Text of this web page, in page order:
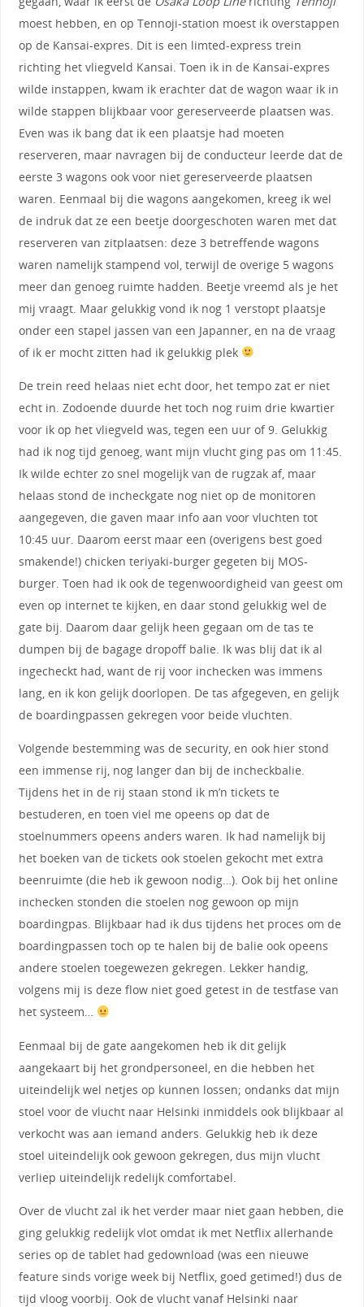
moest hebben, en op Tennoji-station moest ik overstappen
op de Kansai-expres. Dit is een limted-express trein
richting het vliegveld Kansai. Toen ik in de Kansai-expres
wilde instappen, kwam ik erachter dat de wagon waar ik in
wilde stappen blijkbaar voor gereserveerde plaatsen was.
Even was ik bang dat ik een plaatsje had moeten
reserveren, maar navragen bij de conducteur leerde dat de
eerste 3 wagons ook voor niet gereserveerde plaatsen
waren. Eenmaal bij die wagons aangekomen, kreeg ik wel
de indruk dat ze een beetje doorgeschoten waren met dat
reserveren van zitplaatsen: deze 3 betreffende wagons
waren namelijk stampend vol, terwijl de overige 5 wagons
meer dan genoeg ruimte hadden. Beetje vreemd als je het
mij vraagt. Maar gelukkig vond ik nog 1 verstopt plaatsje
onder een stapel jassen van een Japanner, en na de vraag
of ik er mocht zitten had ik gelukkig plek
De trein reed helaas niet echt door, het tempo zat er niet
echt in. Zodoende duurde het toch nog ruim drie kwartier
voor ik op het vliegveld was, tegen een uur of 9. Gelukkig
had ik nog tijd genoeg, want mijn vlucht ging pas om 11:45.
Ik wilde echter zo snel mogelijk van de rugzak af, maar
helaas stond de incheckgate nog niet op de monitoren
aangegeven, die gaven maar info aan voor vluchten tot
10:45 uur. Daarom eerst maar een (overigens best goed
smakende!) chicken teriyaki-burger gegeten bij MOS-
burger. Toen had ik ook de tegenwoordigheid van geest om
even op internet te kijken, en daar stond gelukkig wel de
gate bij. Daarom daar gelijk heen gegaan om de tas te
dumpen bij de bagage dropoff balie. Ik was blij dat ik al
ingecheckt had, want de rij voor inchecken was immens
lang, en ik kon gelijk doorlopen. De tas afgegeven, en gelijk
de boardingpassen gekregen voor beide vluchten.
Volgende bestemming was de security, en ook hier stond
een immense rij, nog langer dan bij de incheckbalie.
Tijdens het in de rij staan stond ik m’n tickets te
bestuderen, en toen viel me opeens op dat de
stoelnummers opeens anders waren. Ik had namelijk bij
het boeken van de tickets ook stoelen gekocht met extra
beenruimte (die heb ik gewoon nodig…). Ook bij het online
inchecken stonden die stoelen nog gewoon op mijn
boardingpas. Blijkbaar had ik dus tijdens het proces om de
boardingpassen toch op te halen bij de balie ook opeens
andere stoelen toegewezen gekregen. Lekker handig,
volgens mij is deze flow niet goed getest in de testfase van
het systeem…
Eenmaal bij de gate aangekomen heb ik dit gelijk
aangekaart bij het grondpersoneel, en die hebben het
uiteindelijk wel netjes op kunnen lossen; ondanks dat mijn
stoel voor de vlucht naar Helsinki inmiddels ook blijkbaar al
verkocht was aan iemand anders. Gelukkig heb ik deze
stoel uiteindelijk ook gewoon gekregen, dus mijn vlucht
verliep uiteindelijk redelijk comfortabel.
Over de vlucht zal ik het verder maar niet gaan hebben, die
ging gelukkig redelijk vlot omdat ik met Netflix allerhande
series op de tablet had gedownload (was een nieuwe
feature sinds vorige week bij Netflix, goed getimed!) dus de
tijd vloog voorbij. Ook de vlucht vanaf Helsinki naar